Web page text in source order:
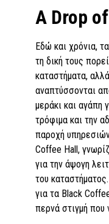
A Drop
Εδώ και χρόνια,
τη δική τους
καταστήματα,
αναπτύσσονται
μεράκι και αγάπη
τρόφιμα και την
παροχή
Coffee Hall,
για την άψογη
του
για τα Black
περνά στιγμή που